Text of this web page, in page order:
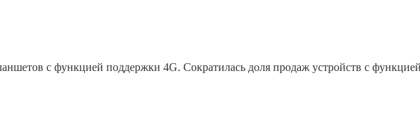
с функцией поддержки 4G. Сократилась доля продаж устройств с функцией